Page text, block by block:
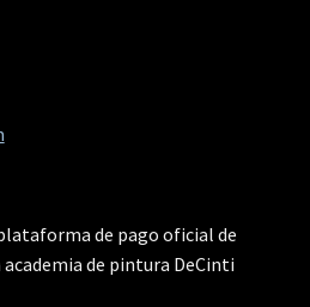
de pago oficial de
de pintura DeCinti